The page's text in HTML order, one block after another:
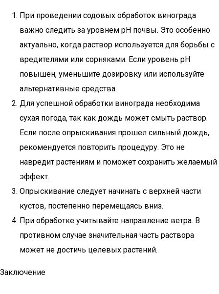
При проведении содовых обработок винограда
важно следить за уровнем pH почвы. Это особенно
актуально, когда раствор используется для борьбы с
вредителями или сорняками. Если уровень pH
повышен, уменьшите дозировку или используйте
альтернативные средства.
Для успешной обработки винограда необходима
сухая погода, так как дождь может смыть раствор.
Если после опрыскивания прошел сильный дождь,
рекомендуется повторить процедуру. Это не
навредит растениям и поможет сохранить желаемый
эффект.
Опрыскивание следует начинать с верхней части
кустов, постепенно перемещаясь вниз.
При обработке учитывайте направление ветра. В
противном случае значительная часть раствора
может не достичь целевых растений.
Заключение